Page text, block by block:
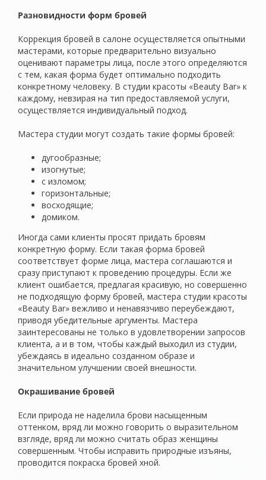
Разновидности форм бровей
Коррекция бровей в салоне осуществляется опытными
мастерами, которые предварительно визуально
оценивают параметры лица, после этого определяются
с тем, какая форма будет оптимально подходить
конкретному человеку. В студии красоты «Beauty Bar» к
каждому, невзирая на тип предоставляемой услуги,
осуществляется индивидуальный подход.
Мастера студии могут создать такие формы бровей:
дугообразные;
изогнутые;
с изломом;
горизонтальные;
восходящие;
домиком.
Иногда сами клиенты просят придать бровям
конкретную форму. Если такая форма бровей
соответствует форме лица, мастера соглашаются и
сразу приступают к проведению процедуры. Если же
клиент ошибается, предлагая красивую, но совершенно
не подходящую форму бровей, мастера студии красоты
«Beauty Bar» вежливо и ненавязчиво переубеждают,
приводя убедительные аргументы. Мастера
заинтересованы не только в удовлетворении запросов
клиента, а и в том, чтобы каждый выходил из студии,
убеждаясь в идеально созданном образе и
значительном улучшении своей внешности.
Окрашивание бровей
Если природа не наделила брови насыщенным
оттенком, вряд ли можно говорить о выразительном
взгляде, вряд ли можно считать образ женщины
совершенным. Чтобы исправить природные изъяны,
проводится покраска бровей хной.